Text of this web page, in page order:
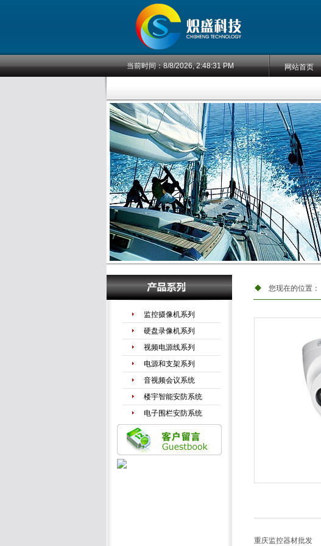
当前时间：8/8/2026, 2:48:31 PM 网站首页
监控摄像机系列
硬盘录像机系列
视频电源线系列
电源和支架系列
音视频会议系统
楼宇智能安防系统
电子围栏安防系统
手机信号放大器
LED液晶拼接系列
您现在的位置：
重庆监控器材批发